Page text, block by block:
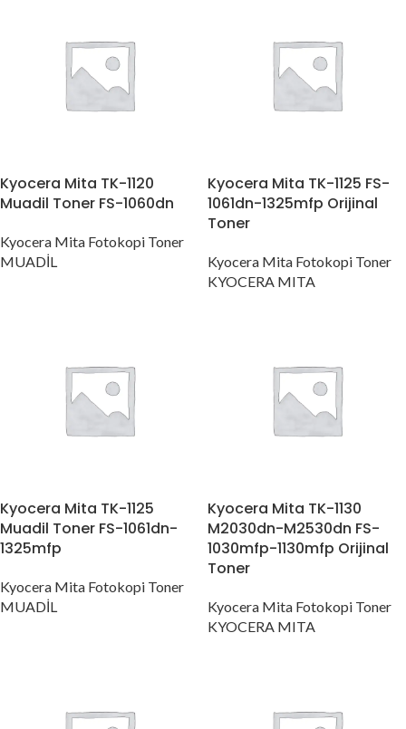
Kyocera Mita TK-1120
Muadil Toner FS-1060dn
Kyocera Mita Fotokopi Toner
MUADİL
Kyocera Mita TK-1125 FS-
1061dn-1325mfp Orijinal
Toner
Kyocera Mita Fotokopi Toner
KYOCERA MITA
Kyocera Mita TK-1125
Muadil Toner FS-1061dn-
1325mfp
Kyocera Mita Fotokopi Toner
MUADİL
Kyocera Mita TK-1130
M2030dn-M2530dn FS-
1030mfp-1130mfp Orijinal
Toner
Kyocera Mita Fotokopi Toner
KYOCERA MITA